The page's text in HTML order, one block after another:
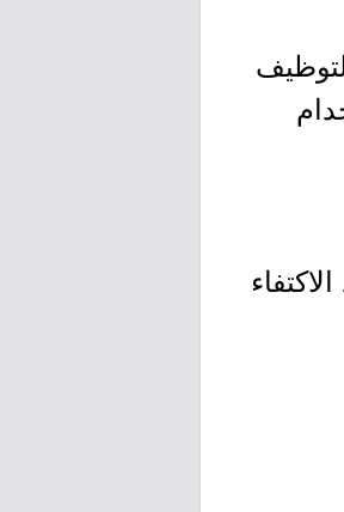
التوظيف
2022/02/20م وينتهي عند الاكتفاء